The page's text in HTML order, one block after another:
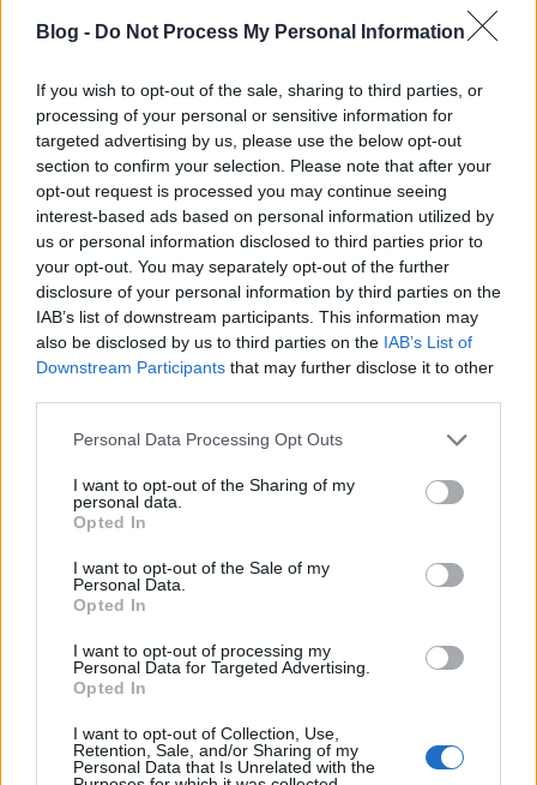
Blog - Do Not Process My Personal Information
If you wish to opt-out of the sale, sharing to third parties, or
processing of your personal or sensitive information for
targeted advertising by us, please use the below opt-out
section to confirm your selection. Please note that after your
opt-out request is processed you may continue seeing
interest-based ads based on personal information utilized by
us or personal information disclosed to third parties prior to
your opt-out. You may separately opt-out of the further
disclosure of your personal information by third parties on the
IAB’s list of downstream participants. This information may
also be disclosed by us to third parties on the IAB’s List of
Downstream Participants that may further disclose it to other
Please note that this website/app uses one or more Google
not limited to your visit or usage behaviour. You may click to
grant or deny consent to Google and its third-party tags to
use your data for below specified purposes in below Google
consent section.
Personal Data Processing Opt Outs
I want to opt-out of the Sharing of my
personal data.
Opted In
I want to opt-out of the Sale of my
Personal Data.
Opted In
I want to opt-out of processing my
Personal Data for Targeted Advertising.
Opted In
I want to opt-out of Collection, Use,
Retention, Sale, and/or Sharing of my
Personal Data that Is Unrelated with the
A Shapeways és az EOS beszáll at
ortézis/protézis-üzletbe
•2019. április 02.
A new yorki 3DP online piactér (és közösségformáló
tényező) Shapeways összeállt az ipari 3D nyomtatás
híres specialistájával, az EOS-szal. Együttműködésük
célja, hogy tervezőknek, cégeknek kínáljanak